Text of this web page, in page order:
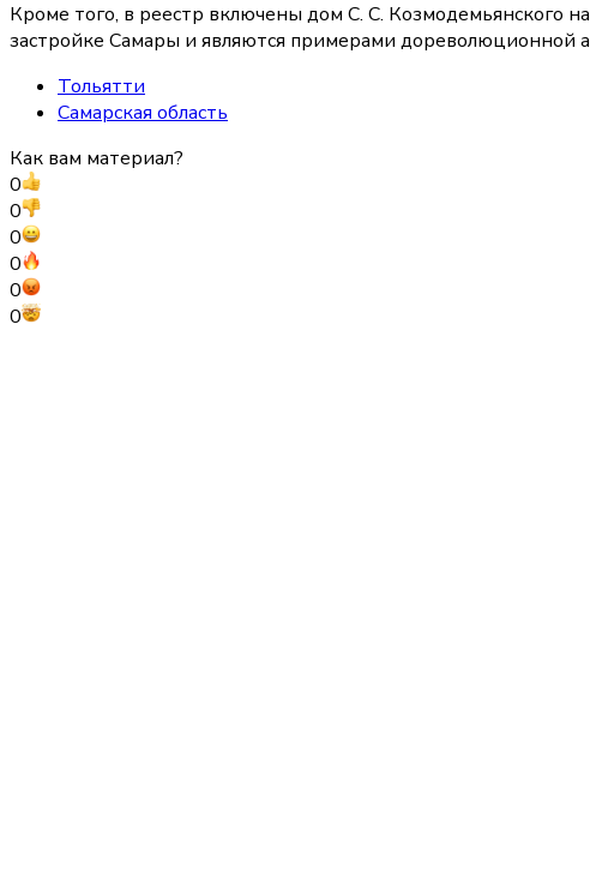
Кроме того, в реестр включены дом С. С. Козмодемьянского
застройке Самары и являются примерами дореволюционной
Тольятти
Самарская область
Как вам материал?
0
0
0
0
0
0